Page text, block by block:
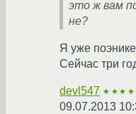
это ж вам
не?
Я уже
Сейчас три
devl547
09.07.2013